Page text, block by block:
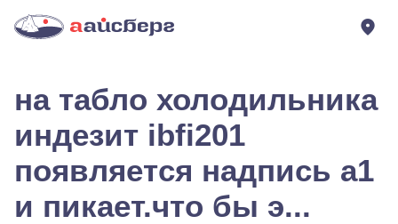
на табло холодильника
индезит ibfi201
появляется надпись a1
и пикает.что бы э...